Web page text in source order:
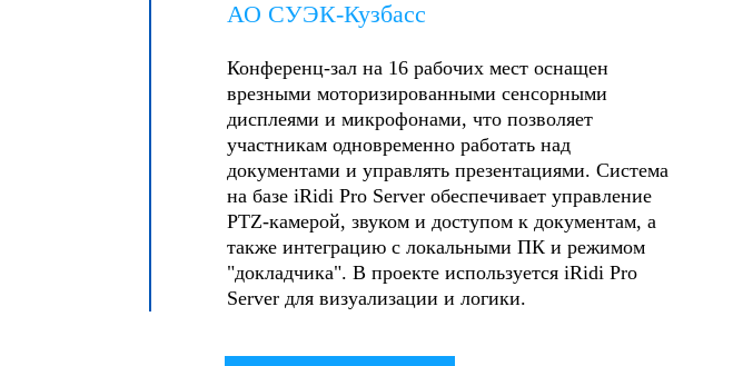
АО СУЭК-Кузбасс
Конференц-зал на 16 рабочих мест оснащен
врезными моторизированными сенсорными
дисплеями и микрофонами, что позволяет
участникам одновременно работать над
документами и управлять презентациями. Система
на базе iRidi Pro Server обеспечивает управление
PTZ-камерой, звуком и доступом к документам, а
также интеграцию с локальными ПК и режимом
"докладчика". В проекте используется iRidi Pro
Server для визуализации и логики.